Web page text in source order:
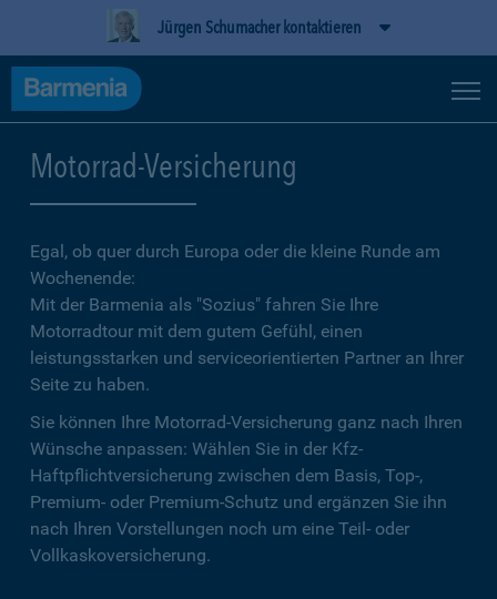
Jürgen Schumacher kontaktieren
Motorrad-Versicherung
Egal, ob quer durch Europa oder die kleine Runde am
Wochenende:
Mit der Barmenia als "Sozius" fahren Sie Ihre
Motorradtour mit dem gutem Gefühl, einen
leistungsstarken und serviceorientierten Partner an Ihrer
Seite zu haben.
Sie können Ihre Motorrad-Versicherung ganz nach Ihren
Wünsche anpassen: Wählen Sie in der Kfz-
Haftpflichtversicherung zwischen dem Basis, Top-,
Premium- oder Premium-Schutz und ergänzen Sie ihn
nach Ihren Vorstellungen noch um eine Teil- oder
Vollkaskoversicherung.